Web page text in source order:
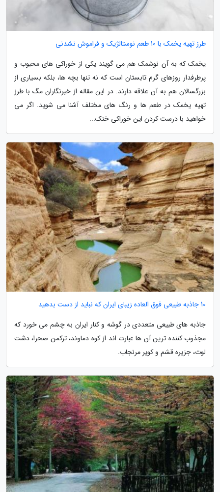
طرز تهیه یخمک با 10 طعم نوستالژیک و فراموش نشدنی
یخمک که به آن نوشمک هم می گویند یکی از خوراکی های محبوب و
پرطرفدار روزهای گرم تابستان است که نه تنها بچه ها، بلکه بسیاری از
بزرگسالان هم به آن علاقه دارند. در این مقاله از خبرنگاران مگ با طرز
تهیه یخمک در طعم ها و رنگ های مختلف آشنا می شوید. اگر می
خواهید با درست کردن این خوراکی خنک...
10 جاذبه طبیعی فوق العاده زیبای ایران که نباید از دست بدهید
جاذبه های طبیعی متعددی در گوشه و کنار ایران به چشم می خورد که
مجذوب کننده ترین آن ها عبارت اند از کوه دماوند، ترکمن صحرا، دشت
لوت، جزیره قشم و کویر مرنجاب.